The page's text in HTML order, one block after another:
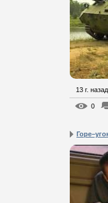
13 г. назад
0